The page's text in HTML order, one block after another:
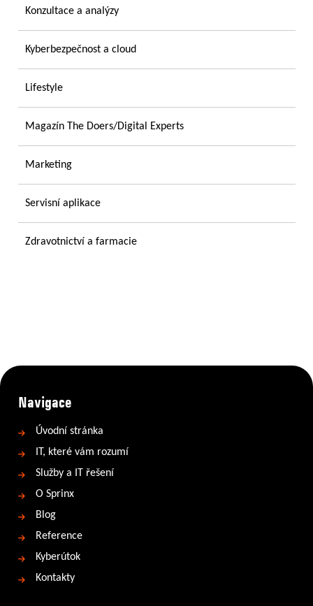
Konzultace a analýzy
Kyberbezpečnost a cloud
Lifestyle
Magazín The Doers/Digital Experts
Marketing
Servisní aplikace
Zdravotnictví a farmacie
Navigace
Úvodní stránka
IT, které vám rozumí
Služby a IT řešení
O Sprinx
Blog
Reference
Kyberútok
Kontakty